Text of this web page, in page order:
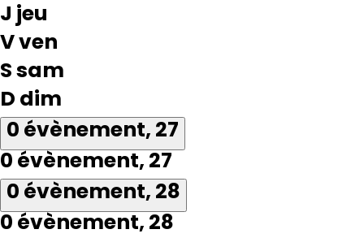
J jeu
Vven
Ssam
D dim
0 évènement, 27
0 évènement, 27
0 évènement, 28
0 évènement, 28